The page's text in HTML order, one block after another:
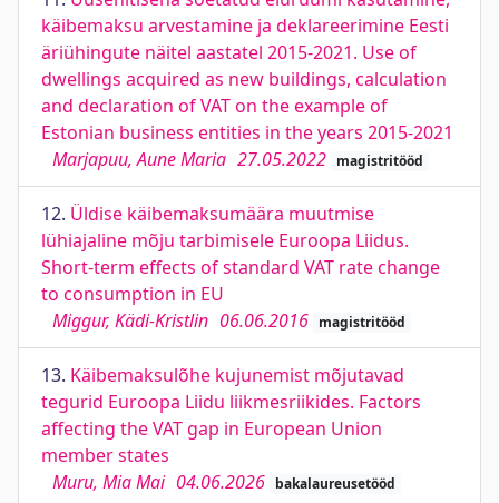
käibemaksu arvestamine ja deklareerimine Eesti
äriühingute näitel aastatel 2015-2021. Use of
dwellings acquired as new buildings, calculation
and declaration of VAT on the example of
Estonian business entities in the years 2015-2021
Marjapuu, Aune Maria 27.05.2022 magistritööd
12. Üldise käibemaksumäära muutmise
lühiajaline mõju tarbimisele Euroopa Liidus.
Short-term effects of standard VAT rate change
to consumption in EU
Miggur, Kädi-Kristlin 06.06.2016 magistritööd
13. Käibemaksulõhe kujunemist mõjutavad
tegurid Euroopa Liidu liikmesriikides. Factors
affecting the VAT gap in European Union
member states
Muru, Mia Mai 04.06.2026 bakalaureusetööd